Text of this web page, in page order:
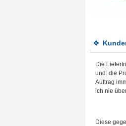
Die
und: die
Auftrag
ich nie
Diese